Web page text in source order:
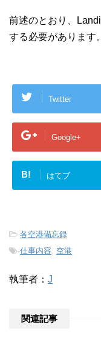
前述のとおり、
する必要があります。
Twitter
Google+
B! はてブ
-各空港備忘録
-仕事内容, 空港
執筆者： J
関連記事